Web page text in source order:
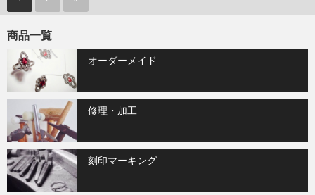
商品一覧
オーダーメイド
修理・加工
刻印マーキング